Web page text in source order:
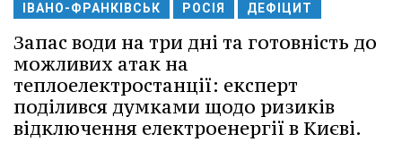
ІВАНО-ФРАНКІВСЬК РОСІЯ ДЕФІЦИТ
Запас води на три дні та готовність до
можливих атак на
теплоелектростанції: експерт
поділився думками щодо ризиків
відключення електроенергії в Києві.